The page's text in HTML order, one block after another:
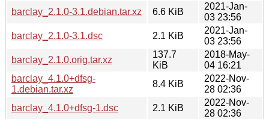
barclay_2.1.0-3.1.debian.tar.xz
6.6 KiB
2021-Jan-
03 23:56
barclay_2.1.0-3.1.dsc
2.1 KiB
2021-Jan-
03 23:56
barclay_2.1.0.orig.tar.xz
137.7
KiB
2018-May-
04 16:21
barclay_4.1.0+dfsg-
1.debian.tar.xz
8.4 KiB
2022-Nov-
28 02:36
barclay_4.1.0+dfsg-1.dsc
2.1 KiB
2022-Nov-
28 02:36